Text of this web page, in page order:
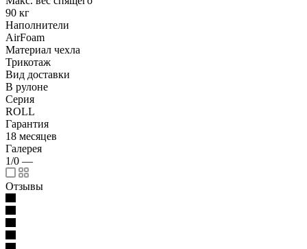
90 кг
Наполнители
AirFoam
Материал чехла
Трикотаж
Вид доставки
В рулоне
Серия
ROLL
Гарантия
18 месяцев
Галерея
1/0 —
Отзывы